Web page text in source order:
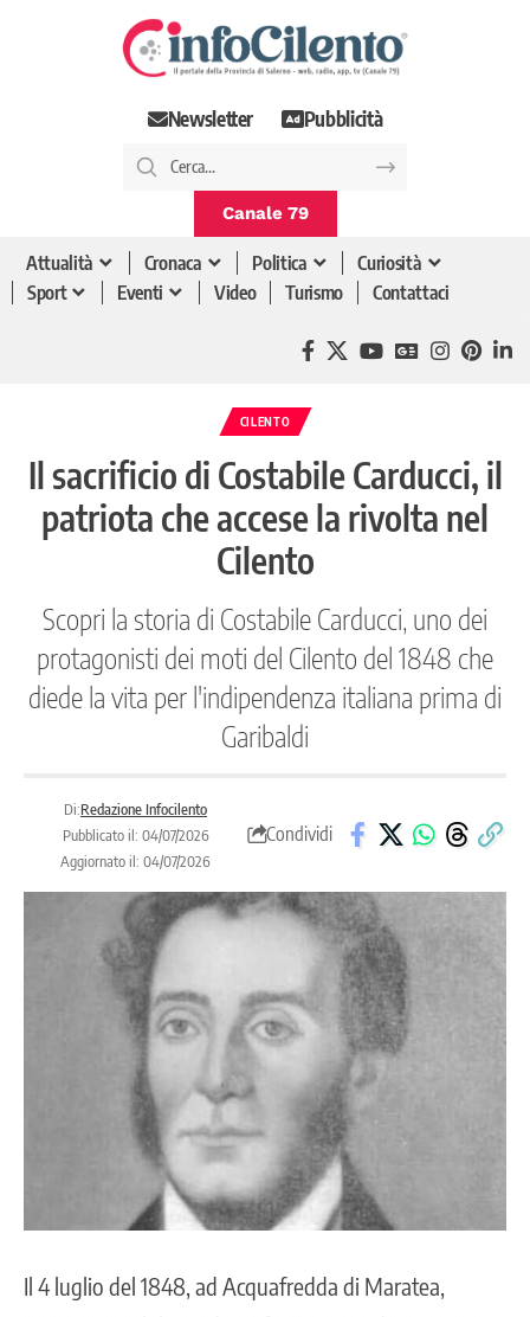
Newsletter Pubblicità
Canale 79
Attualità Cronaca Politica
Curiosità
Sport
Eventi Video Turismo Contattaci
CILENTO
Il sacrificio di Costabile Carducci, il
patriota che accese la rivolta nel
Cilento
Scopri la storia di Costabile Carducci, uno dei
protagonisti dei moti del Cilento del 1848 che
diede la vita per l'indipendenza italiana prima di
Garibaldi
Di:Redazione Infocilento
Pubblicato il: 04/07/2026
Aggiornato il: 04/07/2026
Condividi
Il 4 luglio del 1848, ad Acquafredda di Maratea,